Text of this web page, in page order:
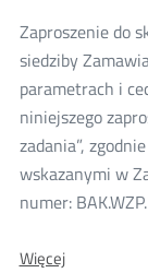
numer:
Zaproszenie do
siedziby
parametrach i
niniejszego
zadania”,
wskazanymi w
numer:
WięcejO: